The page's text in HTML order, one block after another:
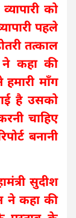
को
पहले
तत्काल
ने कहा की
माँग
है उसको
चाहिए
बनानी
सुदीश
ने कहा की